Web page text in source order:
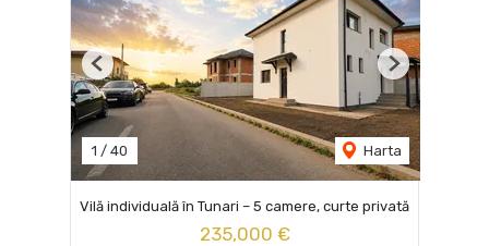
1 / 40 Harta
Previous Next
Vilă individuală în Tunari – 5 camere, curte privată
235,000 €